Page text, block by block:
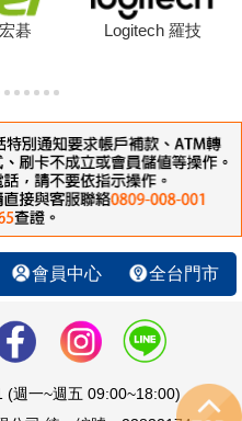
碁 Logitech 羅技
會員中心 全台門市
(週一~週五 09:00~18:00)